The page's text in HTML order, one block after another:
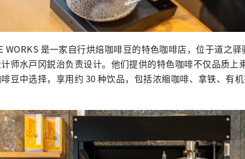
WORKS 是一家自行烘焙咖啡豆的特色咖啡店，位于道之
师水戸冈鋭治负责设计。他们提供的特色咖啡不仅品质上
豆中选择，享用约 30 种饮品，包括浓缩咖啡、拿铁、有